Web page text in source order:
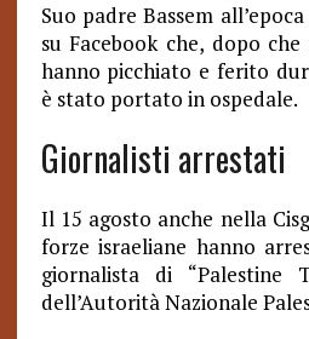
Suo padre Bassem
su Facebook che, dopo
hanno picchiato e ferito
è stato portato in ospedale.
Giornalisti arrestati
Il 15 agosto anche nella
forze israeliane hanno
giornalista di “Palestine
dell’Autorità Nazionale